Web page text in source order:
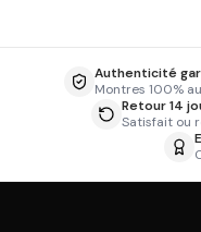
Authenticité
Montres 100%
Retour 14
Satisfait ou